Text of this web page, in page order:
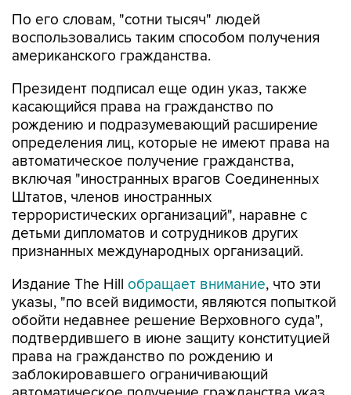
По его словам, "сотни тысяч" людей
воспользовались таким способом получения
американского гражданства.
Президент подписал еще один указ, также
касающийся права на гражданство по
рождению и подразумевающий расширение
определения лиц, которые не имеют права на
автоматическое получение гражданства,
включая "иностранных врагов Соединенных
Штатов, членов иностранных
террористических организаций", наравне с
детьми дипломатов и сотрудников других
признанных международных организаций.
Издание The Hill обращает внимание, что эти
указы, "по всей видимости, являются попыткой
обойти недавнее решение Верховного суда",
подтвердившего в июне защиту конституцией
права на гражданство по рождению и
заблокировавшего ограничивающий